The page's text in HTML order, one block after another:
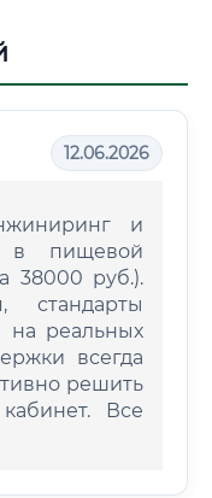
12.06.2026
и
в пищевой
38000 руб.).
стандарты
реальных
всегда
решить
Все